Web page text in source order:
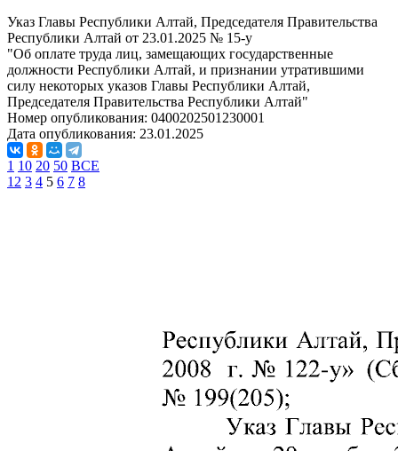
Указ Главы Республики Алтай, Председателя Правительства
Республики Алтай от 23.01.2025 № 15-у
"Об оплате труда лиц, замещающих государственные
должности Республики Алтай, и признании утратившими
силу некоторых указов Главы Республики Алтай,
Председателя Правительства Республики Алтай"
Номер опубликования: 0400202501230001
Дата опубликования: 23.01.2025
1 10 20 50 ВСЕ
1 2 3 4 5 6 7 8